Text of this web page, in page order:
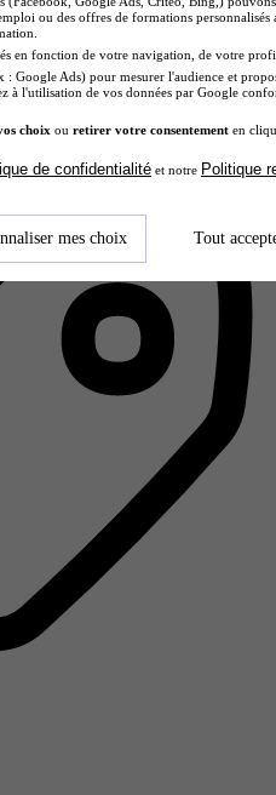
ou des offres de formations
en fonction de votre navigation, de votre
Google Ads) pour mesurer l'audience et
à l'utilisation de vos données par Google
choix ou retirer votre consentement en
de confidentialité et notre Politique
mes choix Tout